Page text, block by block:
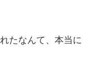
たなんて、本当に